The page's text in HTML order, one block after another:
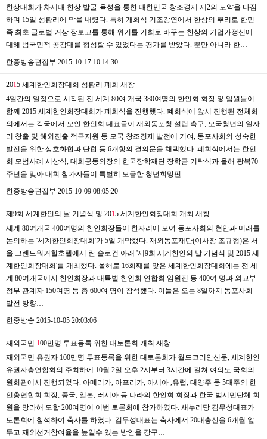
한상대회가 차세대 한상 발굴·육성을 통한 대한민국 창조경제 제2의 도약을 다짐
하며 15일 성황리에 막을 내렸다. 특히 개회식 기조강연에서 한상의 뿌리로 한민
족 최초 글로벌 거상 장보고를 통해 위기를 기회로 바꾸는 한상의 기업가정신에
대해 범국민적 공감대를 형성할 수 있었다는 평가를 받았다. 뿐만 아니라 한…
한중방송편집부 2015-10-17 10:14:30
2015 세계한인회장대회 성황리 폐회 새창
4일간의 일정으로 시작된 전 세계 80여 개국 380여명의 한인회 회장 및 임원들이
함께 2015 세계한인회장대회가 폐회식을 진행했다. 폐회식에 앞서 진행된 전체회
의에서는 각국에서 모인 한인회 대표들이 재외동포청 설립 촉구, 모국청년의 일자
리 창출 및 해외진출 적극지원 등 모국 창조경제 발전에 기여, 동포사회의 성숙한
발전을 위한 상호화합과 단합 등 6개항의 결의문을 채택했다. 폐회식에서는 한인
회 모범사례 시상식, 대회공동의장의 한국장학재단 장학금 기탁식과 올해 광복70
주년을 맞아 대회 참가자들이 특별히 모금한 청년희망펀…
한중방송편집부 2015-10-09 08:05:20
제9회 세계한인의 날 기념식 및 2015 세계한인회장대회 개최 새창
세계 80여개국 400여명의 한인회장들이 한자리에 모여 동포사회의 현안과 미래를
논의하는 '세계한인회장대회'가 5일 개막했다. 재외동포재단(이사장 조규형)은 서
울 그랜드워커힐호텔에서 란 슬로건 아래 '제9회 세계한인의 날 기념식 및 2015 세
계한인회장대회'를 개최했다. 올해로 16회째를 맞은 세계한인회장대회에는 전 세
계 80여개국에서 한인회장과 대륙별 한인회 연합회 임원진 등 400여 명과 외교부·
정부 관계자 150여명 등 총 600여 명이 참석했다. 이들은 오는 8일까지 동포사회
발전 방향…
한중방송 2015-10-05 20:03:06
재외국민 100만명 투표등록 위한 대토론회 개최 새창
재외국민 유권자 100만명 투표등록을 위한 대토론회가 월드코리안신문, 세계한인
유권자총연합회의 주최하에 10월 2일 오후 2시부터 3시간에 걸쳐 여의도 국회의
원회관에서 진행되었다. 아메리카, 아프리카, 아세아 ,유럽, 대양주 등 5대주의 한
인총연합회 회장, 중국, 일본, 러시아 등 나라의 한인회 회장과 한국 범시민단체 회
원을 망라해 도합 200여명이 이번 토론회에 참가하였다. 새누리당 김무성대표가
토론회에 참석하여 축사를 하였다. 김무성대표는 축사에서 20대총선을 6개월 앞
두고 재외선거참여율을 높일수 있는 방안을 강구…